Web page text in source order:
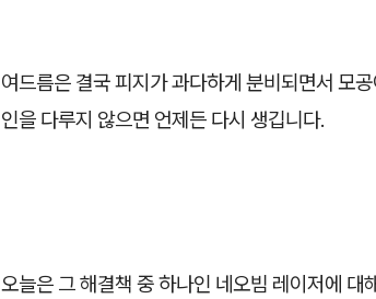
여드름은 결국 피지가 과다하게 분비되면서 모
인을 다루지 않으면 언제든 다시 생깁니다.
오늘은 그 해결책 중 하나인 네오빔 레이저에 대